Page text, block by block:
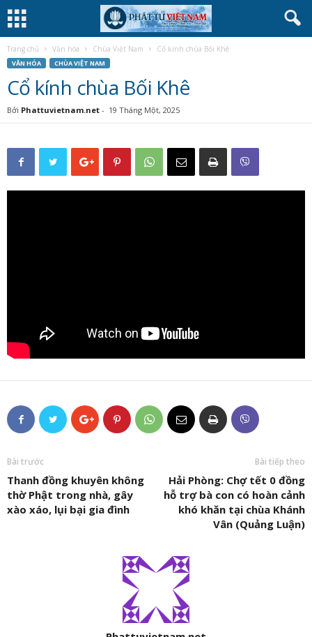
Trang chủ Văn hóa Chùa Việt Nam Cổ kính chùa Bối Khê
VĂN HÓA CHÙA VIỆT NAM
Cổ kính chùa Bối Khê
Bởi Phattuvietnam.net - 19 Tháng Một, 2025
Bài trước
Thanh đồng khuyên không
thờ Phật trong nhà, gây
xào xáo, lụi bại gia đình
Bài tiếp theo
Hải Phòng: Chợ tết 0 đồng
hỗ trợ bà con có hoàn cảnh
khó khăn tại chùa Khánh
Vân (Quảng Luận)